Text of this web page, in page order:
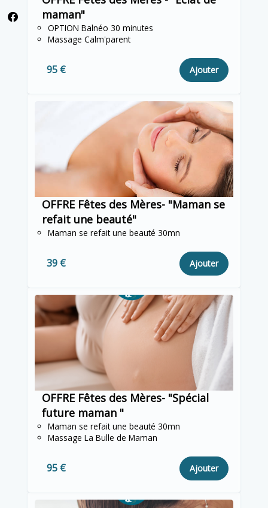
maman"
OPTION Balnéo 30 minutes
Massage Calm'parent
95 € Ajouter
OFFRE Fêtes des Mères- "Maman se
refait une beauté"
Maman se refait une beauté 30mn
39 € Ajouter
OFFRE Fêtes des Mères- "Spécial
future maman "
Maman se refait une beauté 30mn
Massage La Bulle de Maman
95 € Ajouter